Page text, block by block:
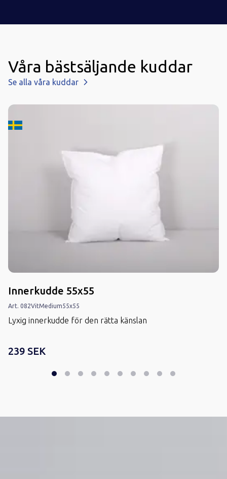
Våra bästsäljande kuddar
Se alla våra kuddar
Tillverkard i Sverige
Innerkudde 55x55
Art. 082VitMedium55x55
Lyxig innerkudde för den rätta känslan
239 SEK